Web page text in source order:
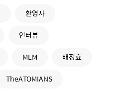
환영사
인터뷰
MLM
배정효
TheATOMIANS